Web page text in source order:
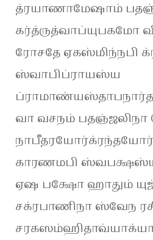
த்ரயாணாமேஷாம்
கர்த்ருத்வாப்யுபகமோ
ரோசதே ஏகஸ்மிந்நபி
ஸ்வாபிப்ராயஸ்ய
வா வசநம் பதஞ்ஜலிநா
காரணமபி ஸ்வபக்ஷஸ்ய
ஏஷ பக்ஷோ ஹாதும்
சக்ரபாணிநா ஸ்வேந